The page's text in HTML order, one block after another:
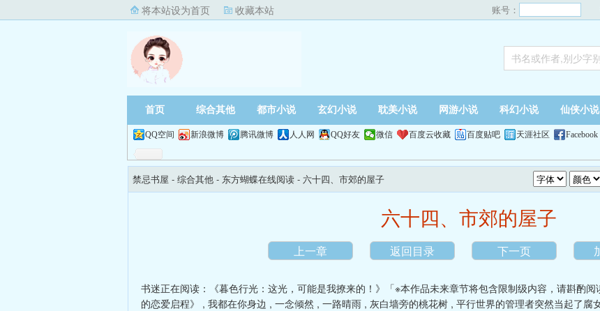
将本站设为首页 收藏本站 账号：
首页 综合其他 都市小说 玄幻小说 耽美小说 网游小说 科幻小说 仙侠小说
QQ空间 新浪微博 腾讯微博 人人网 QQ好友 微信 百度云收藏 百度贴吧 天涯社区 Facebook
禁忌书屋 - 综合其他 - 东方蝴蝶在线阅读 - 六十四、市郊的屋子
六十四、市郊的屋子
上一章 返回目录 下一页
书迷正在阅读： 《暮色行光：这光，可能是我撩来的！》「※本作品未来章节将包含限制级内容，请斟酌
的恋爱启程》
, 我都在你身边 , 一念倾然 , 一路晴雨 , 灰白墙旁的桃花树 , 平行世界的管理者突然当起了腐